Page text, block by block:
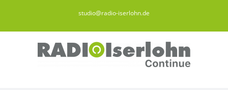
springen
studio@radio-iserlohn.de